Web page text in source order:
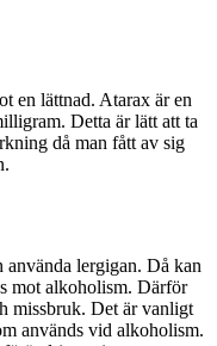
en lättnad. Atarax är en
Detta är lätt att ta
då man fått av sig
lergigan. Då kan
mot alkoholism. Därför
missbruk. Det är vanligt
används vid alkoholism.